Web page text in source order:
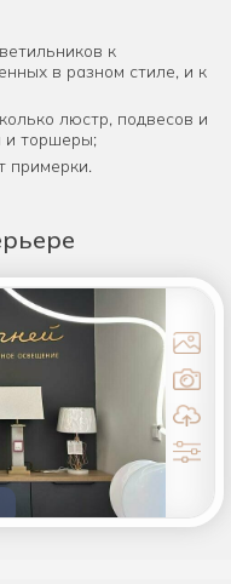
к
в разном стиле, и к
люстр, подвесов и
и торшеры;
примерки.